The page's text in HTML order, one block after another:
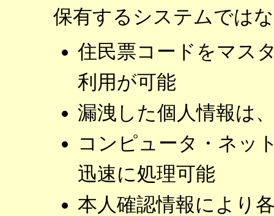
保有するシステムでは
住民票コードをマス
利用が可能
漏洩した個人情報は
コンピュータ・ネッ
迅速に処理可能
本人確認情報により